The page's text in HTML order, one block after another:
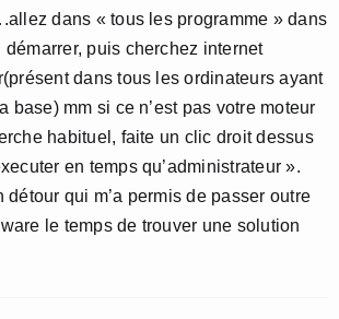
dans « tous les programme » dans
démarrer, puis cherchez internet
dans tous les ordinateurs ayant
base) mm si ce n’est pas votre moteur
habituel, faite un clic droit dessus
en temps qu’administrateur ».
détour qui m’a permis de passer outre
le temps de trouver une solution